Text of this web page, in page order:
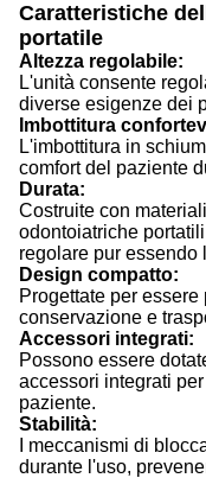
Caratteristiche
portatile
Altezza regolabile:
L'unità consente
diverse esigenze dei
Imbottitura
L'imbottitura in
comfort del paziente
Durata:
Costruite con
odontoiatriche
regolare pur essendo
Design compatto:
Progettate per
conservazione e
Accessori integrati:
Possono essere
accessori integrati
paziente.
Stabilità:
I meccanismi di
durante l'uso,